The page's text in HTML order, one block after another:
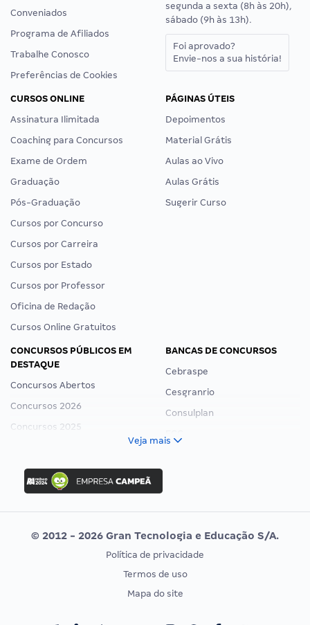
Conveniados
Programa de Afiliados
Trabalhe Conosco
Preferências de Cookies
segunda a sexta (8h às 20h),
sábado (9h às 13h).
Foi aprovado?
Envie-nos a sua história!
CURSOS ONLINE
Assinatura Ilimitada
Coaching para Concursos
Exame de Ordem
Graduação
Pós-Graduação
Cursos por Concurso
Cursos por Carreira
Cursos por Estado
Cursos por Professor
Oficina de Redação
Cursos Online Gratuitos
PÁGINAS ÚTEIS
Depoimentos
Material Grátis
Aulas ao Vivo
Aulas Grátis
Sugerir Curso
CONCURSOS PÚBLICOS EM
DESTAQUE
Concursos Abertos
Concursos 2026
Concursos 2025
Concurso Ibama
Concurso MPU
Editais publicados
BANCAS DE CONCURSOS
Cebraspe
Cesgranrio
Consulplan
Vunesp
CONCURSOS POR PROFISSÃO
EXAME DE ORDEM
Veja mais
© 2012 - 2026 Gran Tecnologia e Educação S/A.
Política de privacidade
Termos de uso
Mapa do site